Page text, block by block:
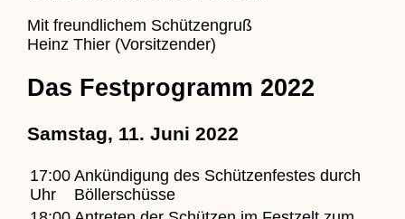
Mit freundlichem Schützengruß
Heinz Thier (Vorsitzender)
Das Festprogramm 2022
Samstag, 11. Juni 2022
17:00
Uhr
Ankündigung des Schützenfestes durch
Böllerschüsse